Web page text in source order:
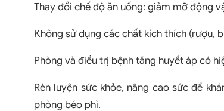
Thay đổi chế độ ăn uống: giảm mỡ động
Không sử dụng các chất kích thích (rượu,
Phòng và điều trị bệnh tăng huyết áp có
Rèn luyện sức khỏe, nâng cao sức đề
phòng béo phì.